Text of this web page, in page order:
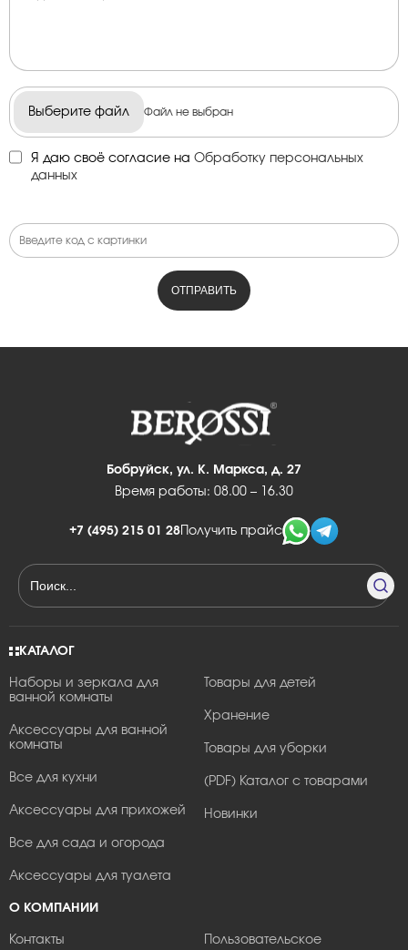
Выберите файл Файл не выбран
Я даю своё согласие наОбработку персональных
данных
Бобруйск, ул. К. Маркса, д. 27
Время работы: 08.00 – 16.30
+7 (495) 215 01 28 Получить прайс
КАТАЛОГ
Наборы и зеркала для
ванной комнаты
Аксессуары для ванной
комнаты
Все для кухни
Аксессуары для прихожей
Все для сада и огорода
Аксессуары для туалета
Товары для детей
Хранение
Товары для уборки
(PDF) Каталог с товарами
Новинки
О КОМПАНИИ
Контакты
Пользовательское